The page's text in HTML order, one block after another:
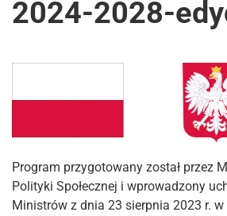
2024-2028-
Program przygotowany został przez
Polityki Społecznej i wprowadzony
Ministrów z dnia 23 sierpnia 2023 r.